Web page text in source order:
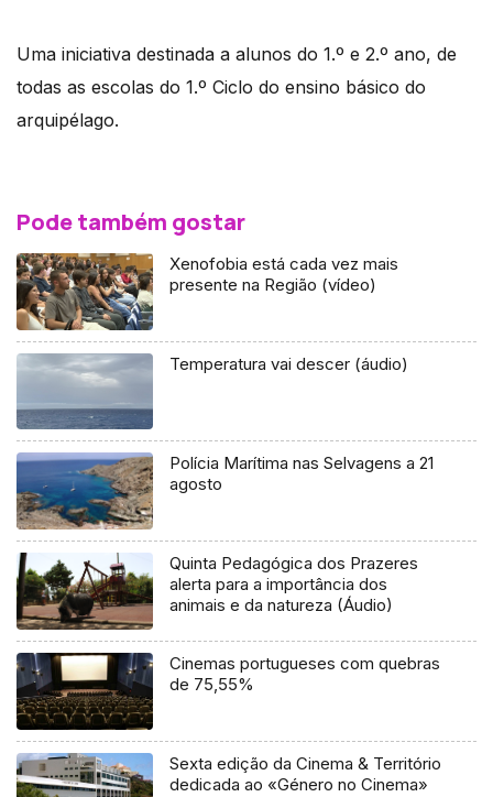
Uma iniciativa destinada a alunos do 1.º e 2.º ano, de
todas as escolas do 1.º Ciclo do ensino básico do
arquipélago.
Pode também gostar
Xenofobia está cada vez mais
presente na Região (vídeo)
Temperatura vai descer (áudio)
Polícia Marítima nas Selvagens a 21
agosto
Quinta Pedagógica dos Prazeres
alerta para a importância dos
animais e da natureza (Áudio)
Cinemas portugueses com quebras
de 75,55%
Sexta edição da Cinema & Território
dedicada ao «Género no Cinema»